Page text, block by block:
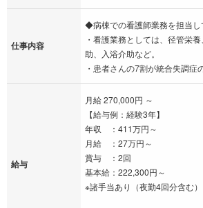
仕事内容
◆病棟での看護師業務を担当し
・看護業務としては、径管栄
助、入浴介助など。
・患者さんの7割が統合失調症
給与
月給 270,000円 ～
【給与例：経験3年】
年収 ：411万円～
月給 ：27万円～
賞与 ：2回
基本給：222,300円～
※諸手当あり（夜勤4回分含む）